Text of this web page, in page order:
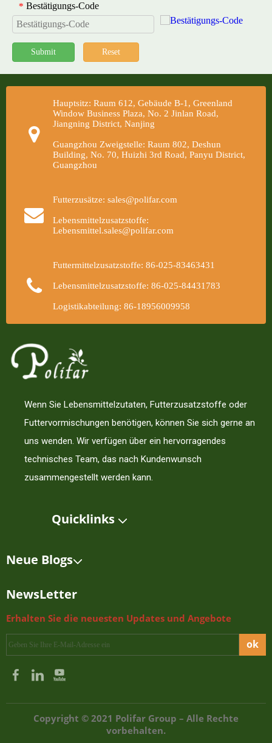
* Bestätigungs-Code
Submit Reset
Hauptsitz: Raum 612, Gebäude B-1, Greenland
Window Business Plaza, No. 2 Jinlan Road,
Jiangning District, Nanjing
Guangzhou Zweigstelle: Raum 802, Deshun
Building, No. 70, Huizhi 3rd Road, Panyu District,
Guangzhou
Futterzusätze: sales@polifar.com
Lebensmittelzusatzstoffe:
Lebensmittel.sales@polifar.com
Futtermittelzusatzstoffe: 86-025-83463431
Lebensmittelzusatzstoffe: 86-025-84431783
Logistikabteilung: 86-18956009958
Wenn Sie Lebensmittelzutaten, Futterzusatzstoffe oder
Futtervormischungen benötigen, können Sie sich gerne an
uns wenden. Wir verfügen über ein hervorragendes
technisches Team, das nach Kundenwunsch
zusammengestellt werden kann.
Quicklinks
Neue Blogs
NewsLetter
Erhalten Sie die neuesten Updates und Angebote
ok
Copyright © 2021 Polifar Group – Alle Rechte
vorbehalten.